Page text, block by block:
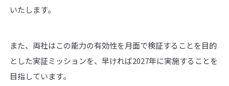
いたします。
また、両社はこの能力の有効性を月面で検証することを目的
とした実証ミッションを、早ければ2027年に実施することを
目指しています。